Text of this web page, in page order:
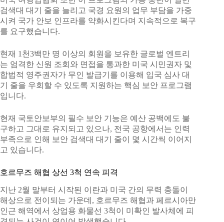
검색대 대기 줄을 늘리고 국경 요원의 업무 부담을 가중
시켜 국가 안보 인프라를 약화시킨다며 지속적으로 복구
를 요구했습니다.
현재 1천3백만 명 이상의 회원을 보유한 글로벌 엔트리
는 엄격한 신원 조회와 면접을 통과한 미국 시민권자 및
합법적 영주권자가 무인 발급기를 이용해 입국 심사 대
기 줄을 우회할 수 있도록 지원하는 핵심 보안 프로그램
입니다.
현재 국토안보부의 필수 보안 기능은 예산 공백에도 불
구하고 그대로 유지되고 있으나, 전국 공항에서는 인력
부족으로 인해 보안 검색대 대기 줄이 몇 시간씩 이어지
고 있습니다.
호르무즈 해협 상선 3척 연속 피격
지난 2월 말부터 시작된 이란과 미국 간의 무력 충돌이
해상으로 전이되는 가운데, 호르무즈 해협과 페르시아만
인근 해역에서 상업용 화물선 3척이 미확인 발사체에 피